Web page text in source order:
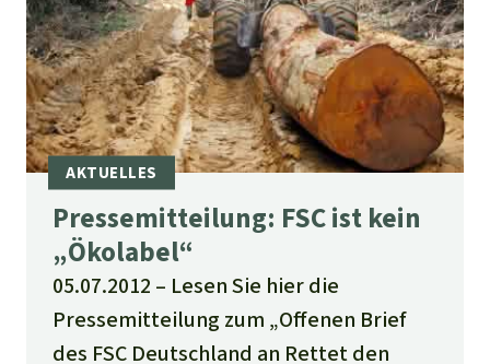
Pressemitteilung: FSC ist kein
„Ökolabel“
05.07.2012
Lesen Sie hier die
Pressemitteilung zum „Offenen Brief
des FSC Deutschland an Rettet den